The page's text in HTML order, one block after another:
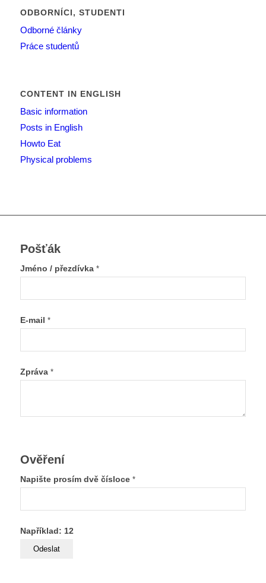
ODBORNÍCI, STUDENTI
Odborné články
Práce studentů
CONTENT IN ENGLISH
Basic information
Posts in English
Howto Eat
Physical problems
Pošťák
Jméno / přezdívka *
E-mail *
Zpráva *
Ověření
Napište prosím dvě čísloce *
Například: 12